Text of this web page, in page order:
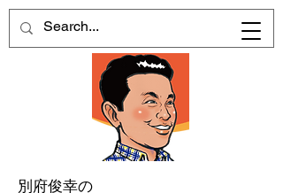
別府俊幸の